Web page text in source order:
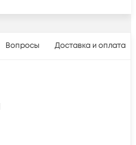
Вопросы Доставка и оплата